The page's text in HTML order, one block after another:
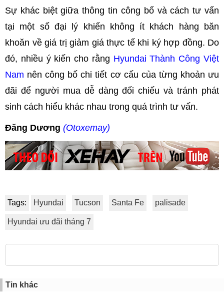
Sự khác biệt giữa thông tin công bố và cách tư vấn
tại một số đại lý khiến không ít khách hàng băn
khoăn về giá trị giảm giá thực tế khi ký hợp đồng. Do
đó, nhiều ý kiến cho rằng Hyundai Thành Công Việt
Nam nên công bố chi tiết cơ cấu của từng khoản ưu
đãi để người mua dễ dàng đối chiếu và tránh phát
sinh cách hiểu khác nhau trong quá trình tư vấn.
Đăng Dương (Otoxemay)
Tags: Hyundai Tucson Santa Fe palisade
Hyundai ưu đãi tháng 7
Tin khác